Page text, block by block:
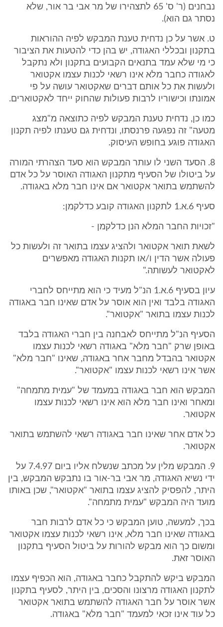
נבחנים (ר' ס' 65 לתצהירו של מר אבי בר אור, שלא
נסתר גם הוא).
ט. אשר על כן נדחית טענת המבקש לפיה ההוראות
בתקנון ובכללי האגודה, יש בהן כדי להטעות את הציבור
כי מי שלא עמד בתנאים הקבועים בתקנון ולא נתקבל
לאגודה כחבר מלא אינו רשאי לכנות עצמו אקטואר
ולעשות את כל אותם דברים שאקטואר עושה על פי
אמונתו וכישוריו לרבות פעולות שהחוק ייחד לאקטוארים.
כמו כן, נדחית טענת המבקש לפיה כתוצאה מ"מצג
מטעה" זה נפגעה פרנסתו, ונדחית גם טענתו לפיה תקנון
האגודה פוגע בחופש העיסוק.
8. הסעד השני לו עותר המבקש הוא סעד הצהרתי המורה
על ביטולו של הסעיף מתקנון האגודה האוסר על כל אדם
להשתמש בתואר אקטואר אם אינו חבר מלא באגודה.
סעיף 6.א.1 לתקנון האגודה קובע כדלקמן:
"זכויות החבר המלא הנן כדלקמן -
לשאת תואר אקטואר ולהציג עצמו בתואר זה ולעשות כל
פעולה אשר הדין ו/או תקנות האגודה מאפשרים
לאקטואר לעשותה."
עיון בסעיף 6.א.1 הנ"ל מעיד כי הוא מתייחס לחברי
האגודה בלבד ואין הוא אוסר על אדם שאינו חבר באגודה
לכנות עצמו בתואר "אקטואר".
הסעיף הנ"ל מתייחס לאבחנה בין חברי האגודה בלבד
באופן שרק "חבר מלא" באגודה רשאי לכנות עצמו
אקטואר בהבדל מחבר אחר באגודה, שאינו "חבר מלא"
אשר אינו רשאי לכנות עצמו "אקטואר".
המבקש הוא חבר באגודה במעמד של "עמית מתמחה"
ומאחר ואינו חבר מלא הוא אינו רשאי לכנות עצמו
אקטואר.
כל אדם אחר שאינו חבר באגודה רשאי להשתמש בתואר
אקטואר.
9. המבקש מלין על מכתב שנשלח אליו ביום 7.4.97 על
ידי נשיא האגודה, מר אבי בר-אור בו נתבקש המבקש, בין
היתר, להפסיק להציג עצמו בתואר "אקטואר", שכן באותו
מועד היה המבקש "עמית מתמחה".
בכך, למעשה, טוען המבקש כי כל אדם לרבות חבר
באגודה שאינו חבר מלא, אינו רשאי לכנות עצמו אקטואר
ומשום כך הוא מבקש להורות על ביטול הסעיף בתקנון
האוסר זאת.
המבקש ביקש להתקבל כחבר באגודה, הוא הכפיף עצמו
לתקנון האגודה מרצונו והסכים, בין היתר, לסעיף בתקנון
אשר אוסר על חבר האגודה להשתמש בתואר אקטואר
כל עוד אינו זכאי למעמד "חבר מלא" באגודה.